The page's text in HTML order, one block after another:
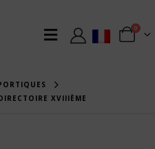
0
XVIIIÈME